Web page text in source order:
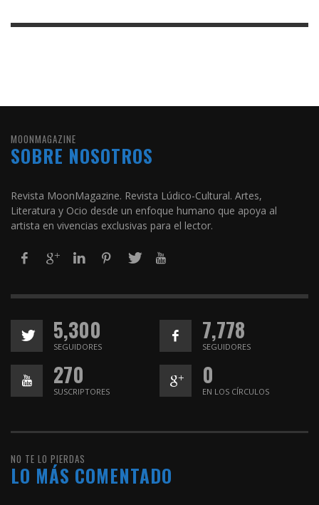
MOONMAGAZINE
SOBRE NOSOTROS
Revista MoonMagazine. Revista Lúdico-Cultural. Artes,
Literatura y Ocio desde un enfoque humano que apoya al
artista en vivencias exclusivas para el lector.
5,300
SEGUIDORES
7,778
SEGUIDORES
270
SUSCRIPTORES
0
EN LOS CÍRCULOS
NO TE LO PIERDAS
LO MÁS COMENTADO